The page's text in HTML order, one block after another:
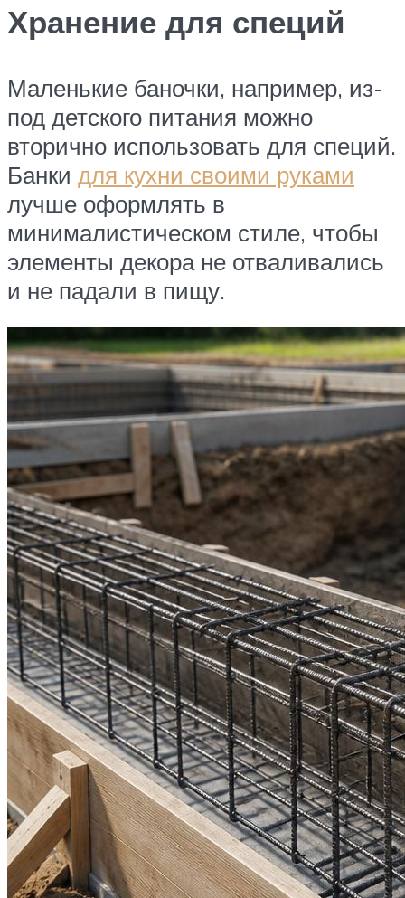
Хранение для специй
Маленькие баночки, например, из-
под детского питания можно
вторично использовать для специй.
Банки для кухни своими руками
лучше оформлять в
минималистическом стиле, чтобы
элементы декора не отваливались
и не падали в пищу.